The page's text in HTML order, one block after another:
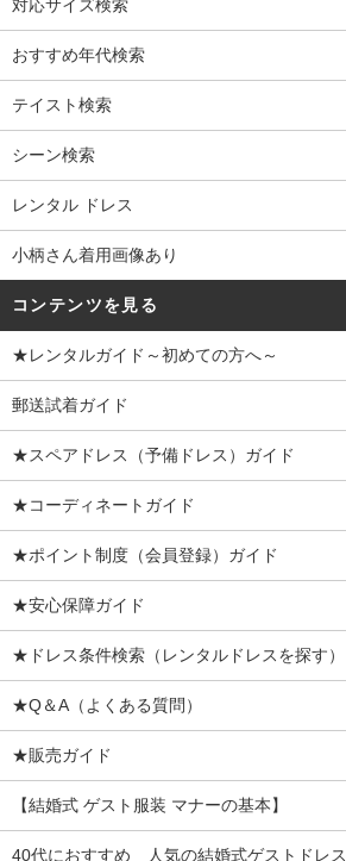
対応サイズ検索
おすすめ年代検索
テイスト検索
シーン検索
レンタル ドレス
小柄さん着用画像あり
コンテンツを見る
★レンタルガイド～初めての方へ～
郵送試着ガイド
★スペアドレス（予備ドレス）ガイド
★コーディネートガイド
★ポイント制度（会員登録）ガイド
★安心保障ガイド
★ドレス条件検索（レンタルドレスを探す）
★Q＆A（よくある質問）
★販売ガイド
【結婚式 ゲスト服装 マナーの基本】
40代におすすめ 人気の結婚式ゲストドレス